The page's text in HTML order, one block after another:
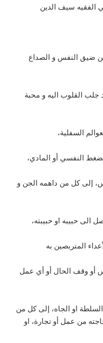
الفقيه سيف الدين
ضيق النفس و الصداع
القلوب اليه و محبة
السفلية،
النفسي أو المادي،
إلى كل من داهمه الجن و
الى حبيبه او حبيبته،
المتربصين به
أو وقف الحال أو أي عمل
او الجاه، إلى كل من
من عمل أو تجارة، او